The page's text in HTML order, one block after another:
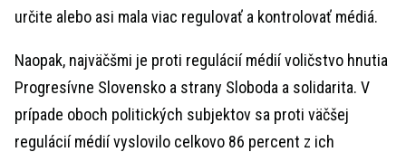
určite alebo asi mala viac regulovať a kontrolovať médiá.
Naopak, najväčšmi je proti regulácií médií voličstvo hnutia
Progresívne Slovensko a strany Sloboda a solidarita. V
prípade oboch politických subjektov sa proti väčšej
regulácií médií vyslovilo celkovo 86 percent z ich